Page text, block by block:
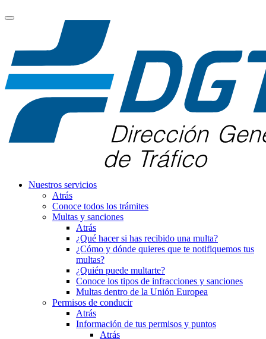
Nuestros servicios
Atrás
Conoce todos los trámites
Multas y sanciones
Atrás
¿Qué hacer si has recibido una multa?
¿Cómo y dónde quieres que te notifiquemos tus
multas?
¿Quién puede multarte?
Conoce los tipos de infracciones y sanciones
Multas dentro de la Unión Europea
Permisos de conducir
Atrás
Información de tus permisos y puntos
Atrás